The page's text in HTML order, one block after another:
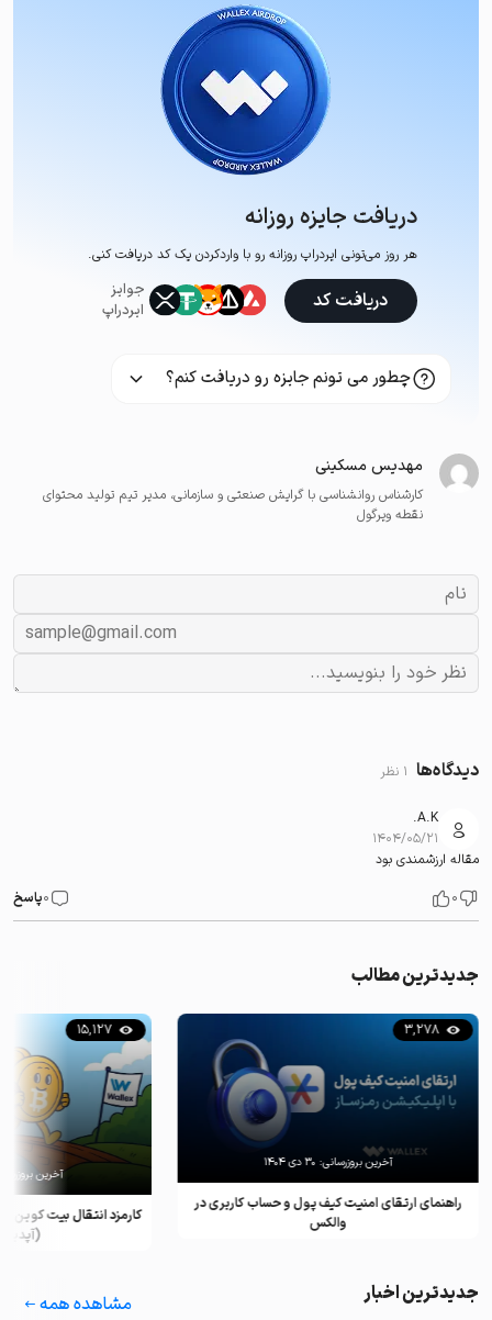
دریافت جایزه روزانه
هر روز می‌تونی ایردراپ روزانه رو با وارد‌کردن یک کد دریافت کنی.
جوایز
ایردراپ
دریافت کد
چطور می تونم جایزه رو دریافت کنم؟
مهدیس مسکینی
کارشناس روانشناسی با گرایش صنعتی و سازمانی، مدیر تیم تولید محتوای
نقطه ویرگول
دیدگاه‌ها 1 نظر
A.K.
۱۴۰۴/۰۵/۲۱
مقاله ارزشمندی بود
0
0پاسخ
جدیدترین مطالب
راهنمای ارتقای امنیت کیف پول و حساب کاربری در
والکس
3,278
آخرین بروزرسانی: ۳۰ دی ۱۴۰۴
کارمزد انتقال بیت کوین
(آپدیت
15,127
آخرین
جدیدترین اخبار مشاهده همه